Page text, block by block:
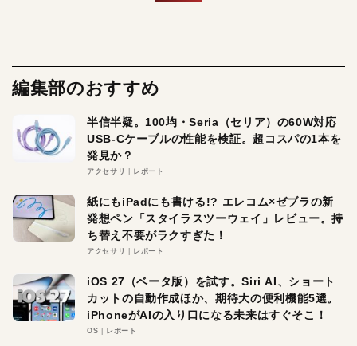
編集部のおすすめ
半信半疑。100均・Seria（セリア）の60W対応
USB-Cケーブルの性能を検証。超コスパの1本を
発見か？
アクセサリ レポート
紙にもiPadにも書ける!? エレコム×ゼブラの新
発想ペン「スタイラスツーウェイ」レビュー。持
ち替え不要がラクすぎた！
アクセサリ レポート
iOS 27（ベータ版）を試す。Siri AI、ショート
カットの自動作成ほか、期待大の便利機能5選。
iPhoneがAIの入り口になる未来はすぐそこ！
OS レポート